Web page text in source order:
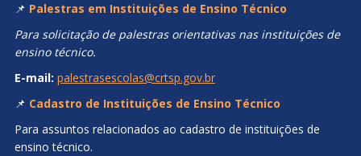
📌 Palestras em Instituições de Ensino Técnico
Para solicitação de palestras orientativas nas instituições de
ensino técnico.
E-mail: palestrasescolas@crtsp.gov.br
📌 Cadastro de Instituições de Ensino Técnico
Para assuntos relacionados ao cadastro de instituições de
ensino técnico.